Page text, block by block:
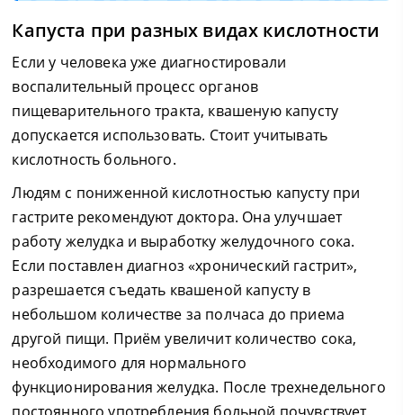
Капуста при разных видах кислотности
Если у человека уже диагностировали
воспалительный процесс органов
пищеварительного тракта, квашеную капусту
допускается использовать. Стоит учитывать
кислотность больного.
Людям с пониженной кислотностью капусту при
гастрите рекомендуют доктора. Она улучшает
работу желудка и выработку желудочного сока.
Если поставлен диагноз «хронический гастрит»,
разрешается съедать квашеной капусту в
небольшом количестве за полчаса до приема
другой пищи. Приём увеличит количество сока,
необходимого для нормального
функционирования желудка. После трехнедельного